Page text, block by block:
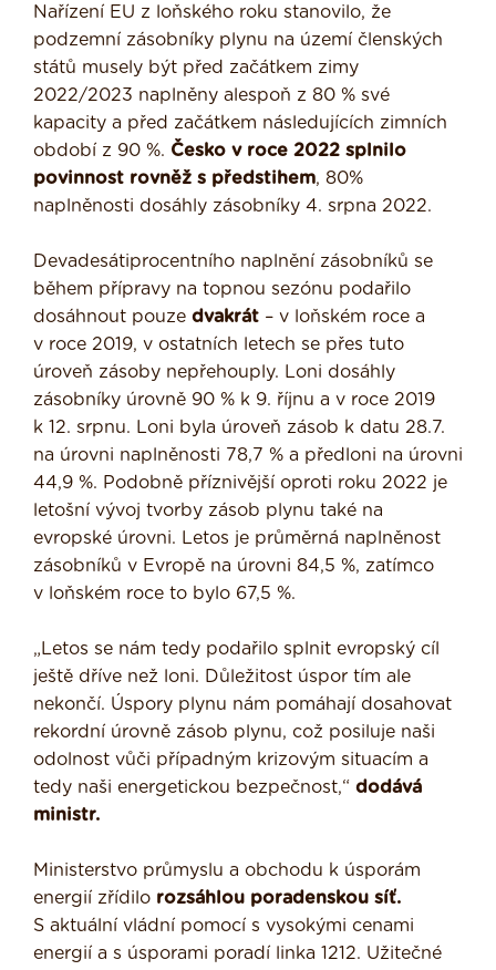
Nařízení EU z loňského roku stanovilo, že
podzemní zásobníky plynu na území členských
států musely být před začátkem zimy
2022/2023 naplněny alespoň z 80 % své
kapacity a před začátkem následujících zimních
období z 90 %. Česko v roce 2022 splnilo
povinnost rovněž s předstihem, 80%
naplněnosti dosáhly zásobníky 4. srpna 2022.
Devadesátiprocentního naplnění zásobníků se
během přípravy na topnou sezónu podařilo
dosáhnout pouze dvakrát – v loňském roce a
v roce 2019, v ostatních letech se přes tuto
úroveň zásoby nepřehouply. Loni dosáhly
zásobníky úrovně 90 % k 9. říjnu a v roce 2019
k 12. srpnu. Loni byla úroveň zásob k datu 28.7.
na úrovni naplněnosti 78,7 % a předloni na úrovni
44,9 %. Podobně příznivější oproti roku 2022 je
letošní vývoj tvorby zásob plynu také na
evropské úrovni. Letos je průměrná naplněnost
zásobníků v Evropě na úrovni 84,5 %, zatímco
v loňském roce to bylo 67,5 %.
„Letos se nám tedy podařilo splnit evropský cíl
ještě dříve než loni. Důležitost úspor tím ale
nekončí. Úspory plynu nám pomáhají dosahovat
rekordní úrovně zásob plynu, což posiluje naši
odolnost vůči případným krizovým situacím a
tedy naši energetickou bezpečnost,“ dodává
ministr.
Ministerstvo průmyslu a obchodu k úsporám
energií zřídilo rozsáhlou poradenskou síť.
S aktuální vládní pomocí s vysokými cenami
energií a s úsporami poradí linka 1212. Užitečné